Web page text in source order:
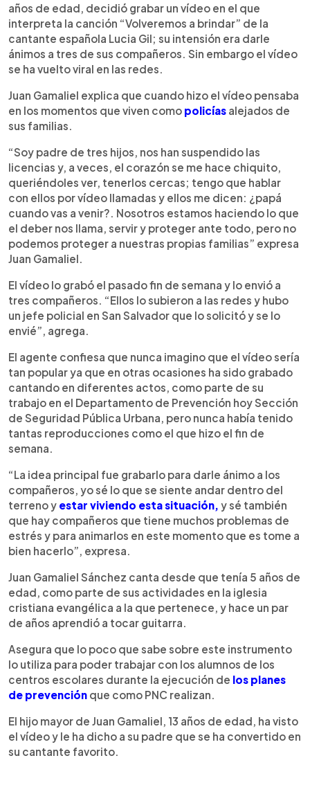
años de edad, decidió grabar un vídeo en el que
interpreta la canción “Volveremos a brindar” de la
cantante española Lucia Gil; su intensión era darle
ánimos a tres de sus compañeros. Sin embargo el vídeo
se ha vuelto viral en las redes.
Juan Gamaliel explica que cuando hizo el vídeo pensaba
en los momentos que viven como policías alejados de
sus familias.
“Soy padre de tres hijos, nos han suspendido las
licencias y, a veces, el corazón se me hace chiquito,
queriéndoles ver, tenerlos cercas; tengo que hablar
con ellos por vídeo llamadas y ellos me dicen: ¿papá
cuando vas a venir?. Nosotros estamos haciendo lo que
el deber nos llama, servir y proteger ante todo, pero no
podemos proteger a nuestras propias familias” expresa
Juan Gamaliel.
El vídeo lo grabó el pasado fin de semana y lo envió a
tres compañeros. “Ellos lo subieron a las redes y hubo
un jefe policial en San Salvador que lo solicitó y se lo
envié”, agrega.
El agente confiesa que nunca imagino que el vídeo sería
tan popular ya que en otras ocasiones ha sido grabado
cantando en diferentes actos, como parte de su
trabajo en el Departamento de Prevención hoy Sección
de Seguridad Pública Urbana, pero nunca había tenido
tantas reproducciones como el que hizo el fin de
semana.
“La idea principal fue grabarlo para darle ánimo a los
compañeros, yo sé lo que se siente andar dentro del
terreno y estar viviendo esta situación, y sé también
que hay compañeros que tiene muchos problemas de
estrés y para animarlos en este momento que es tome a
bien hacerlo”, expresa.
Juan Gamaliel Sánchez canta desde que tenía 5 años de
edad, como parte de sus actividades en la iglesia
cristiana evangélica a la que pertenece, y hace un par
de años aprendió a tocar guitarra.
Asegura que lo poco que sabe sobre este instrumento
lo utiliza para poder trabajar con los alumnos de los
centros escolares durante la ejecución de los planes
de prevención que como PNC realizan.
El hijo mayor de Juan Gamaliel, 13 años de edad, ha visto
el vídeo y le ha dicho a su padre que se ha convertido en
su cantante favorito.